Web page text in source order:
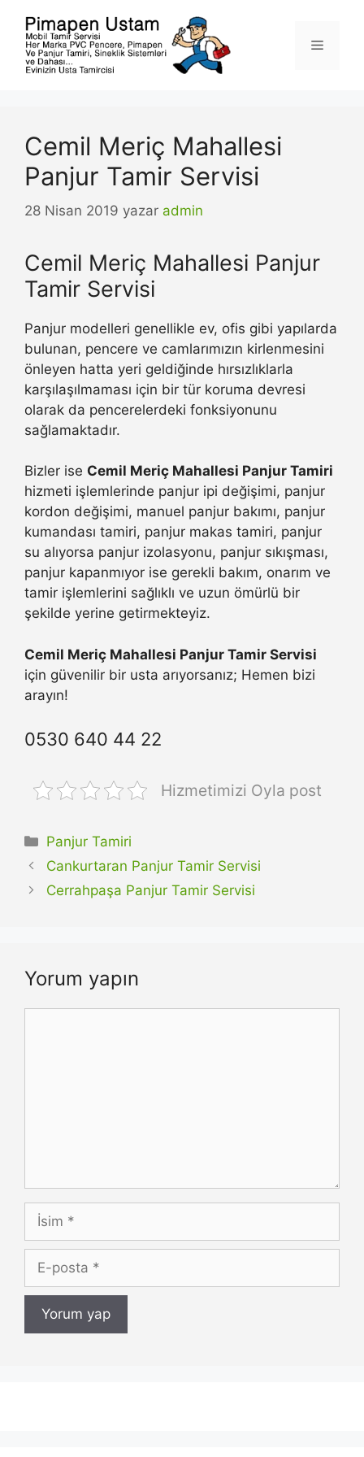
Menü
Cemil Meriç Mahallesi
Panjur Tamir Servisi
28 Nisan 2019 yazar admin
Cemil Meriç Mahallesi Panjur
Tamir Servisi
Panjur modelleri genellikle ev, ofis gibi yapılarda
bulunan, pencere ve camlarımızın kirlenmesini
önleyen hatta yeri geldiğinde hırsızlıklarla
karşılaşılmaması için bir tür koruma devresi
olarak da pencerelerdeki fonksiyonunu
sağlamaktadır.
Bizler ise Cemil Meriç Mahallesi Panjur Tamiri
hizmeti işlemlerinde panjur ipi değişimi, panjur
kordon değişimi, manuel panjur bakımı, panjur
kumandası tamiri, panjur makas tamiri, panjur
su alıyorsa panjur izolasyonu, panjur sıkışması,
panjur kapanmıyor ise gerekli bakım, onarım ve
tamir işlemlerini sağlıklı ve uzun ömürlü bir
şekilde yerine getirmekteyiz.
Cemil Meriç Mahallesi Panjur Tamir Servisi
için güvenilir bir usta arıyorsanız; Hemen bizi
arayın!
0530 640 44 22
Hizmetimizi Oyla post
Kategoriler
Panjur Tamiri
Cankurtaran Panjur Tamir Servisi
Cerrahpaşa Panjur Tamir Servisi
Yorum yapın
İsim
posta